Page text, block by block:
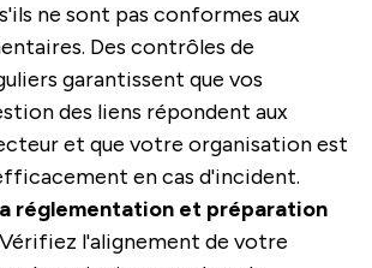
ne sont pas conformes aux
Des contrôles de
garantissent que vos
des liens répondent aux
et que votre organisation est
en cas d'incident.
réglementation et préparation
l'alignement de votre